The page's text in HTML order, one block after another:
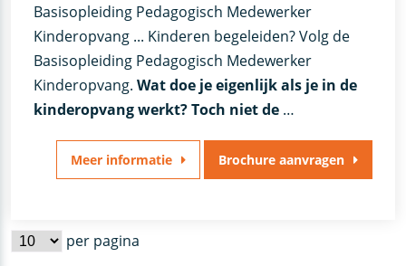
Basisopleiding Pedagogisch Medewerker
Kinderopvang ... Kinderen begeleiden? Volg de
Basisopleiding Pedagogisch Medewerker
Kinderopvang. Wat doe je eigenlijk als je in de
kinderopvang werkt? Toch niet de …
Meer informatie Brochure aanvragen
per pagina